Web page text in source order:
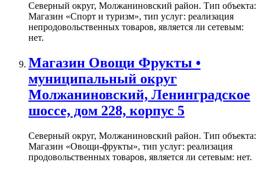
Северный округ, Молжаниновский район. Тип объекта:
Магазин «Спорт и туризм», тип услуг: реализация
непродовольственных товаров, является ли сетевым:
нет.
Магазин Овощи Фрукты •
муниципальный округ
Молжаниновский, Ленинградское
шоссе, дом 228, корпус 5
Северный округ, Молжаниновский район. Тип объекта:
Магазин «Овощи-фрукты», тип услуг: реализация
продовольственных товаров, является ли сетевым: нет.